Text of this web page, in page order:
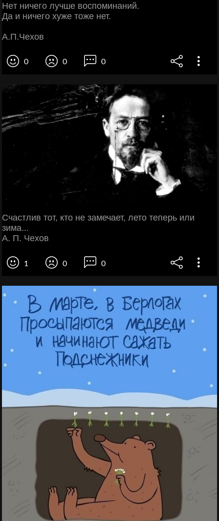
Heт ничего лучше воспоминаний.
Дa и ничего хуже тоже нет.
А.П.Чехов
0 0 0
Счастлив тот, кто не замечает, лето теперь или
зима...
А. П. Чехов
1 0 0